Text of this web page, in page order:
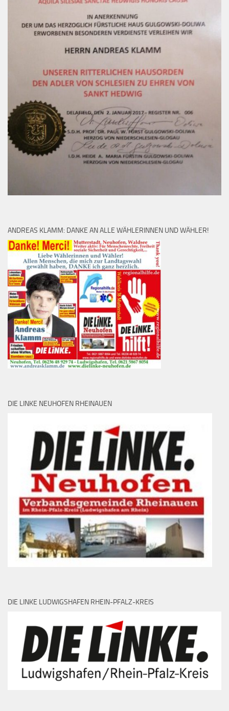
ANDREAS KLAMM: DANKE AN ALLE WÄHLERINNEN UND WÄHLER!
DIE LINKE NEUHOFEN RHEINAUEN
DIE LINKE LUDWIGSHAFEN RHEIN-PFALZ-KREIS